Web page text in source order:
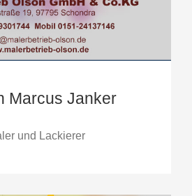
Marcus Janker
und Lackierer